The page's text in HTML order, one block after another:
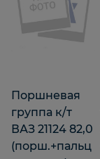
Поршневая
группа к/т
ВАЗ 21124 82,0
(порш.+пальц